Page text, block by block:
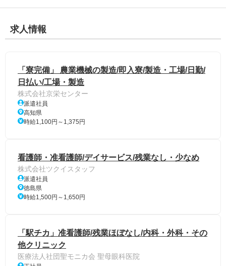
求人情報
「寮完備」 農業機械の製造/即入寮/製造・工場/日勤/
日払い/工場・製造
株式会社京栄センター
派遣社員
高知県
時給1,100円～1,375円
看護師・准看護師/デイサービス/残業なし・少なめ
株式会社ツクイスタッフ
派遣社員
徳島県
時給1,500円～1,650円
「駅チカ」准看護師/残業ほぼなし/内科・外科・その
他クリニック
医療法人社団聖モニカ会 聖母眼科医院